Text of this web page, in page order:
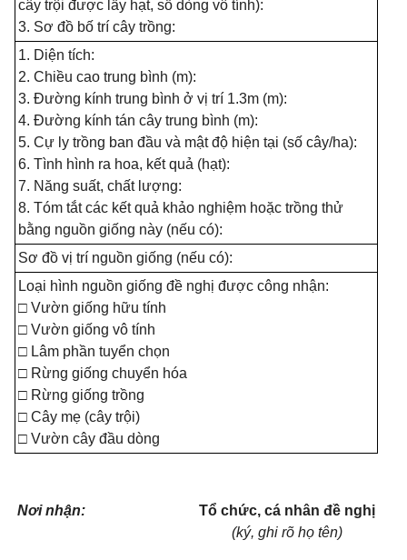
cây trội được lấy hạt, số dòng vô tính):
3. Sơ đồ bố trí cây trồng:
1. Diện tích:
2. Chiều cao trung bình (m):
3. Đường kính trung bình ở vị trí 1.3m (m):
4. Đường kính tán cây trung bình (m):
5. Cự ly trồng ban đầu và mật độ hiện tại (số cây/ha):
6. Tình hình ra hoa, kết quả (hạt):
7. Năng suất, chất lượng:
8. Tóm tắt các kết quả khảo nghiệm hoặc trồng thử
bằng nguồn giống này (nếu có):
Sơ đồ vị trí nguồn giống (nếu có):
Loại hình nguồn giống đề nghị được công nhận:
□ Vườn giống hữu tính
□ Vườn giống vô tính
□ Lâm phần tuyển chọn
□ Rừng giống chuyển hóa
□ Rừng giống trồng
□ Cây mẹ (cây trội)
□ Vườn cây đầu dòng
Nơi nhận:
Tổ chức, cá nhân đề nghị
(ký, ghi rõ họ tên)